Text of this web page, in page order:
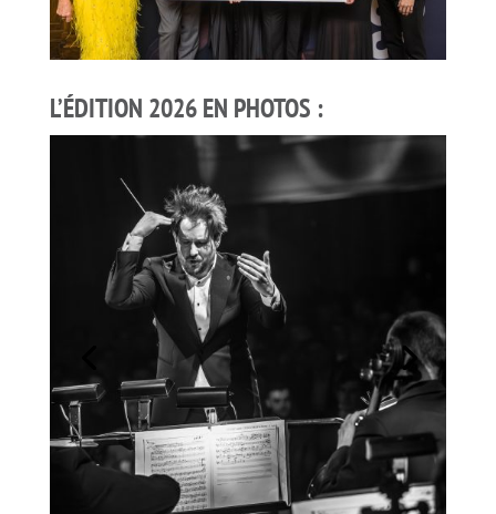
L’ÉDITION 2026 EN PHOTOS :